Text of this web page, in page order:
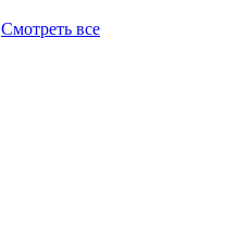
Смотреть все